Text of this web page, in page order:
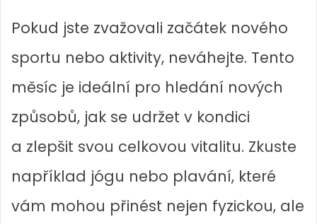
Pokud jste zvažovali začátek nového
sportu nebo aktivity, neváhejte. Tento
měsíc je ideální pro hledání nových
způsobů, jak se udržet v kondici
a zlepšit svou celkovou vitalitu. Zkuste
například jógu nebo plavání, které
vám mohou přinést nejen fyzickou, ale